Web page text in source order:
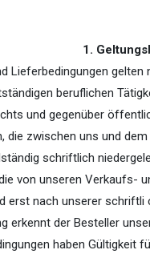
1.
Lieferbedingungen
beruflichen
und gegenüber
die zwischen uns und
schriftlich
von unseren Verkaufs-
erst nach unserer schriftli­
erkennt der Besteller
haben Gültigkeit